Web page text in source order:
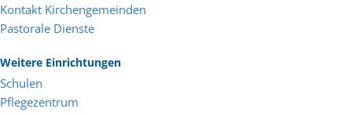
Kontakt Kirchengemeinden
Pastorale Dienste
Weitere Einrichtungen
Schulen
Pflegezentrum